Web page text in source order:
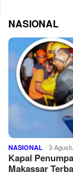
NASIONAL
NASIONAL 3
Kapal
Makassar